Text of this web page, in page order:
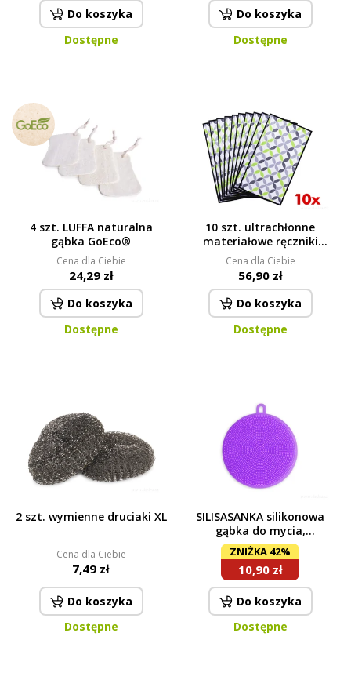
Do koszyka
Dostępne
Do koszyka
Dostępne
4 szt. LUFFA naturalna
gąbka GoEco®
Cena dla Ciebie
24,29 zł
Do koszyka
Dostępne
10 szt. ultrachłonne
materiałowe ręczniki
kuchenne GoEco® NIEPAPIER
20 x 35 cm, zielony
ORNAMENT
Cena dla Ciebie
56,90 zł
Do koszyka
Dostępne
2 szt. wymienne druciaki XL
Cena dla Ciebie
7,49 zł
Do koszyka
Dostępne
SILISASANKA silikonowa
gąbka do mycia,
dwustronna fioletowa
ZNIŻKA 42%
10,90 zł
Do koszyka
Dostępne